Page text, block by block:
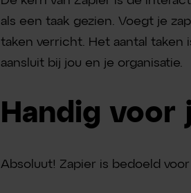
als een taak gezien. Voegt je
taken verricht. Het aantal taken
aansluit bij jou en je organisatie.
Handig voor
Absoluut! Zapier is bedoeld